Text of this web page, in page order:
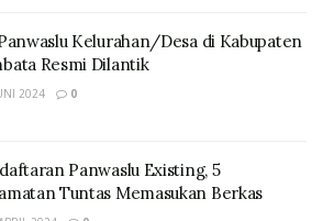
Kelurahan/Desa di Kabupaten
Resmi Dilantik
2024 0
Panwaslu Existing, 5
Tuntas Memasukan Berkas